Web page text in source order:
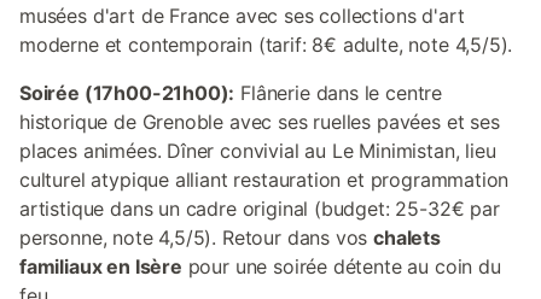
musées d'art de France avec ses collections d'art
moderne et contemporain (tarif: 8€ adulte, note 4,5/5).
Soirée (17h00-21h00): Flânerie dans le centre
historique de Grenoble avec ses ruelles pavées et ses
places animées. Dîner convivial au Le Minimistan, lieu
culturel atypique alliant restauration et programmation
artistique dans un cadre original (budget: 25-32€ par
personne, note 4,5/5). Retour dans voschalets
familiaux en Isère pour une soirée détente au coin du